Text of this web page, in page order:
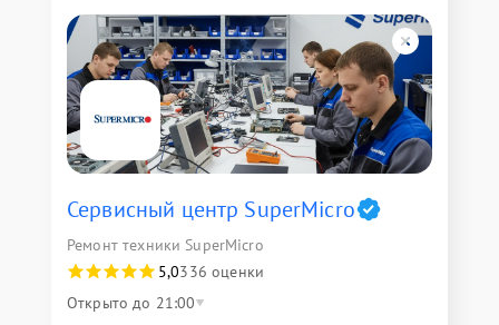
Сервисный центр SuperMicro
Ремонт техники SuperMicro
5,0336 оценки
Открыто до 21:00